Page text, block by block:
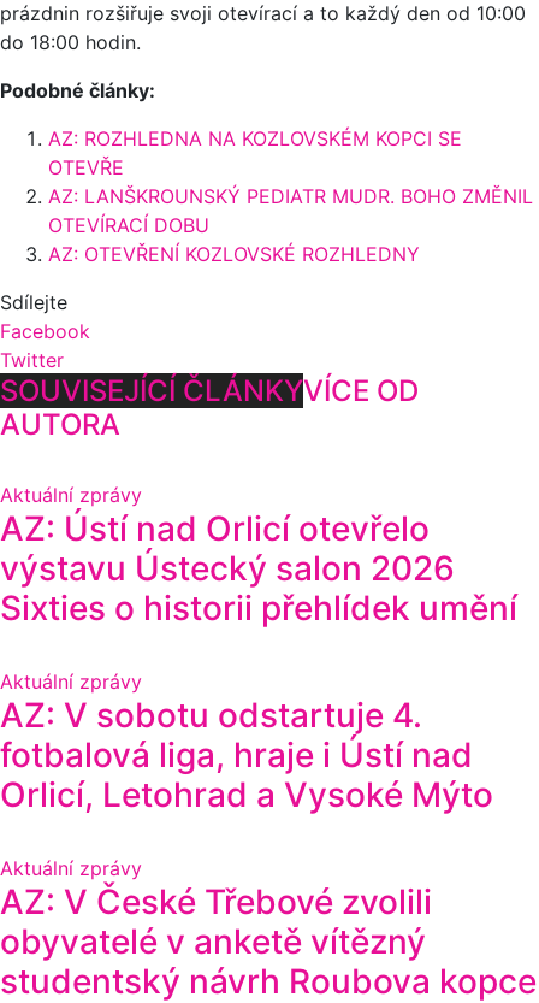
prázdnin rozšiřuje svoji otevírací a to každý den od 10:00
do 18:00 hodin.
Podobné články:
AZ: ROZHLEDNA NA KOZLOVSKÉM KOPCI SE
OTEVŘE
AZ: LANŠKROUNSKÝ PEDIATR MUDR. BOHO ZMĚNIL
OTEVÍRACÍ DOBU
AZ: OTEVŘENÍ KOZLOVSKÉ ROZHLEDNY
Sdílejte
Facebook
Twitter
SOUVISEJÍCÍ ČLÁNKYVÍCE OD
AUTORA
Aktuální zprávy
AZ: Ústí nad Orlicí otevřelo
výstavu Ústecký salon 2026
Sixties o historii přehlídek umění
Aktuální zprávy
AZ: V sobotu odstartuje 4.
fotbalová liga, hraje i Ústí nad
Orlicí, Letohrad a Vysoké Mýto
Aktuální zprávy
AZ: V České Třebové zvolili
obyvatelé v anketě vítězný
studentský návrh Roubova kopce